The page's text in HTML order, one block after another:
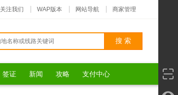
关注我们 WAP版本 网站导航 商家管理
签证 新闻 攻略 支付中心